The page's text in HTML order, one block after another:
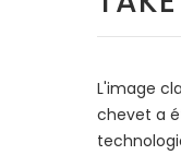
L'image
chevet a